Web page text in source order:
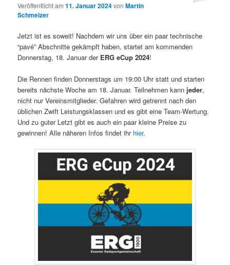
Veröffentlicht am11. Januar 2024vonMartin
Schmelzer
Jetzt ist es soweit! Nachdem wir uns über ein paar technische
“pavé” Abschnitte gekämpft haben, startet am kommenden
Donnerstag, 18. Januar der ERG eCup 2024!
Die Rennen finden Donnerstags um 19:00 Uhr statt und starten
bereits nächste Woche am 18. Januar. Teilnehmen kann jeder,
nicht nur Vereinsmitglieder. Gefahren wird getrennt nach den
üblichen Zwift Leistungsklassen und es gibt eine Team-Wertung.
Und zu guter Letzt gibt es auch ein paar kleine Preise zu
gewinnen! Alle näheren Infos findet ihr hier.